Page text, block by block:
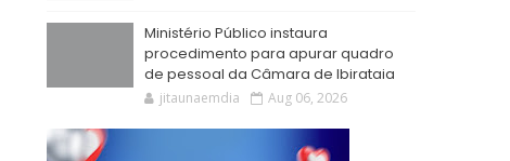
Ministério Público instaura
procedimento para apurar quadro
de pessoal da Câmara de Ibirataia
jitaunaemdia Aug 06, 2026